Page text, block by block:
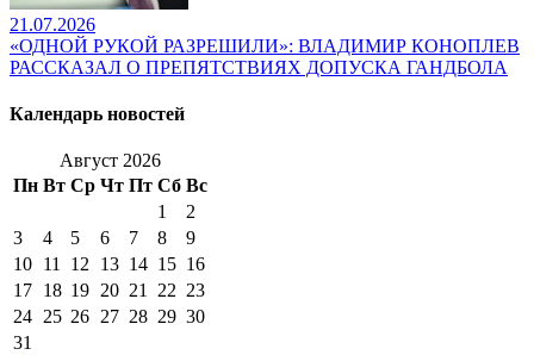
21.07.2026
«ОДНОЙ РУКОЙ РАЗРЕШИЛИ»: ВЛАДИМИР КОНОПЛЕВ
РАССКАЗАЛ О ПРЕПЯТСТВИЯХ ДОПУСКА ГАНДБОЛА
Календарь новостей
Август 2026
Пн Вт Ср Чт Пт Сб Вс
1
2
3
4 5 6 7 8
9
10 11 12 13 14 15 16
17 18 19 20 21 22 23
24 25 26 27 28 29 30
31